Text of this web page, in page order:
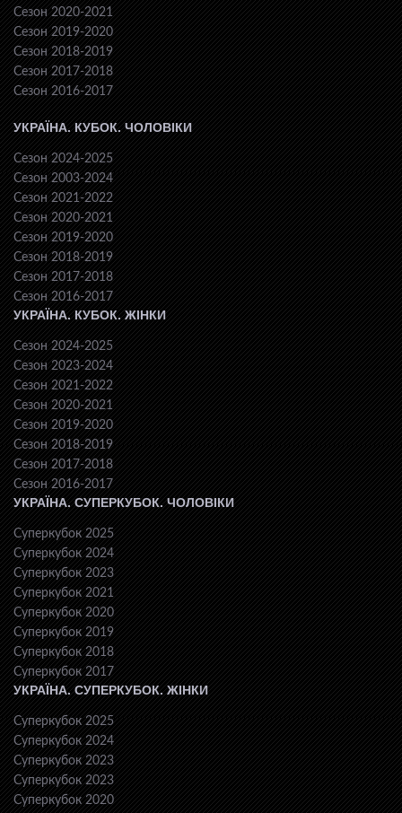
Сезон 2020-2021
Сезон 2019-2020
Сезон 2018-2019
Сезон 2017-2018
Сезон 2016-2017
УКРАЇНА. КУБОК. ЧОЛОВІКИ
Сезон 2024-2025
Сезон 2003-2024
Сезон 2021-2022
Сезон 2020-2021
Сезон 2019-2020
Сезон 2018-2019
Сезон 2017-2018
Сезон 2016-2017
УКРАЇНА. КУБОК. ЖІНКИ
Сезон 2024-2025
Сезон 2023-2024
Сезон 2021-2022
Сезон 2020-2021
Сезон 2019-2020
Сезон 2018-2019
Сезон 2017-2018
Сезон 2016-2017
УКРАЇНА. СУПЕРКУБОК. ЧОЛОВІКИ
Суперкубок 2025
Суперкубок 2024
Суперкубок 2023
Суперкубок 2021
Суперкубок 2020
Суперкубок 2019
Суперкубок 2018
Суперкубок 2017
УКРАЇНА. СУПЕРКУБОК. ЖІНКИ
Суперкубок 2025
Суперкубок 2024
Суперкубок 2023
Суперкубок 2023
Суперкубок 2020